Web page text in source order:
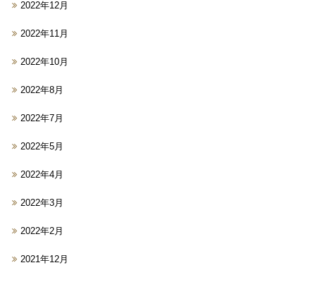
2022年12月
2022年11月
2022年10月
2022年8月
2022年7月
2022年5月
2022年4月
2022年3月
2022年2月
2021年12月